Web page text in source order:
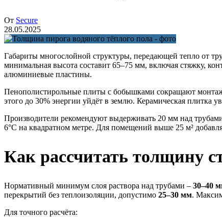
От Secure
28.05.2025
Габариты многослойной структуры, передающей тепло от
минимальная высота составит 65–75 мм, включая стяжку,
алюминиевые пластины.
Пенополистирольные плиты с бобышками сокращают
этого до 30% энергии уйдёт в землю. Керамическая плитка
Производители рекомендуют выдерживать 20 мм над
6°C на квадратном метре. Для помещений выше 25 м²
Как рассчитать толщину
Нормативный минимум слоя раствора над трубами – 30–40
перекрытий без теплоизоляции, допустимо 25–30 мм.
Для точного расчёта: